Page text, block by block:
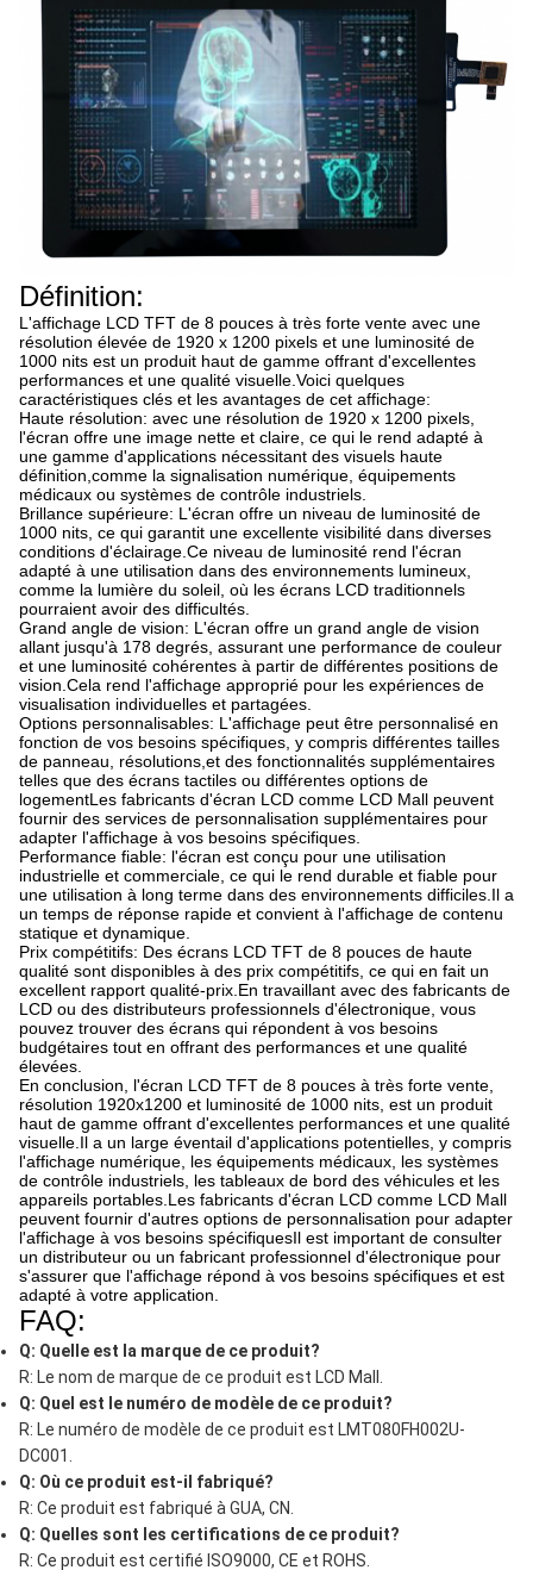
Définition:
L'affichage LCD TFT de 8 pouces à très forte vente avec une
résolution élevée de 1920 x 1200 pixels et une luminosité de
1000 nits est un produit haut de gamme offrant d'excellentes
performances et une qualité visuelle.Voici quelques
caractéristiques clés et les avantages de cet affichage:
Haute résolution: avec une résolution de 1920 x 1200 pixels,
l'écran offre une image nette et claire, ce qui le rend adapté à
une gamme d'applications nécessitant des visuels haute
définition,comme la signalisation numérique, équipements
médicaux ou systèmes de contrôle industriels.
Brillance supérieure: L'écran offre un niveau de luminosité de
1000 nits, ce qui garantit une excellente visibilité dans diverses
conditions d'éclairage.Ce niveau de luminosité rend l'écran
adapté à une utilisation dans des environnements lumineux,
comme la lumière du soleil, où les écrans LCD traditionnels
pourraient avoir des difficultés.
Grand angle de vision: L'écran offre un grand angle de vision
allant jusqu'à 178 degrés, assurant une performance de couleur
et une luminosité cohérentes à partir de différentes positions de
vision.Cela rend l'affichage approprié pour les expériences de
visualisation individuelles et partagées.
Options personnalisables: L'affichage peut être personnalisé en
fonction de vos besoins spécifiques, y compris différentes tailles
de panneau, résolutions,et des fonctionnalités supplémentaires
telles que des écrans tactiles ou différentes options de
logementLes fabricants d'écran LCD comme LCD Mall peuvent
fournir des services de personnalisation supplémentaires pour
adapter l'affichage à vos besoins spécifiques.
Performance fiable: l'écran est conçu pour une utilisation
industrielle et commerciale, ce qui le rend durable et fiable pour
une utilisation à long terme dans des environnements difficiles.Il a
un temps de réponse rapide et convient à l'affichage de contenu
statique et dynamique.
Prix compétitifs: Des écrans LCD TFT de 8 pouces de haute
qualité sont disponibles à des prix compétitifs, ce qui en fait un
excellent rapport qualité-prix.En travaillant avec des fabricants de
LCD ou des distributeurs professionnels d'électronique, vous
pouvez trouver des écrans qui répondent à vos besoins
budgétaires tout en offrant des performances et une qualité
élevées.
En conclusion, l'écran LCD TFT de 8 pouces à très forte vente,
résolution 1920x1200 et luminosité de 1000 nits, est un produit
haut de gamme offrant d'excellentes performances et une qualité
visuelle.Il a un large éventail d'applications potentielles, y compris
l'affichage numérique, les équipements médicaux, les systèmes
de contrôle industriels, les tableaux de bord des véhicules et les
appareils portables.Les fabricants d'écran LCD comme LCD Mall
peuvent fournir d'autres options de personnalisation pour adapter
l'affichage à vos besoins spécifiquesIl est important de consulter
un distributeur ou un fabricant professionnel d'électronique pour
s'assurer que l'affichage répond à vos besoins spécifiques et est
adapté à votre application.
FAQ:
Q: Quelle est la marque de ce produit?
R: Le nom de marque de ce produit est LCD Mall.
Q: Quel est le numéro de modèle de ce produit?
R: Le numéro de modèle de ce produit est LMT080FH002U-
DC001.
Q: Où ce produit est-il fabriqué?
R: Ce produit est fabriqué à GUA, CN.
Q: Quelles sont les certifications de ce produit?
R: Ce produit est certifié ISO9000, CE et ROHS.